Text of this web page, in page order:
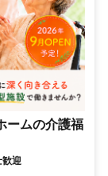
ームの介護福
歓迎